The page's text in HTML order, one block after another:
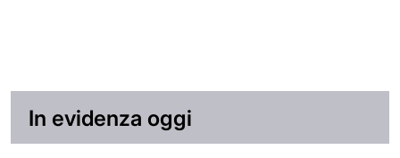
In evidenza oggi